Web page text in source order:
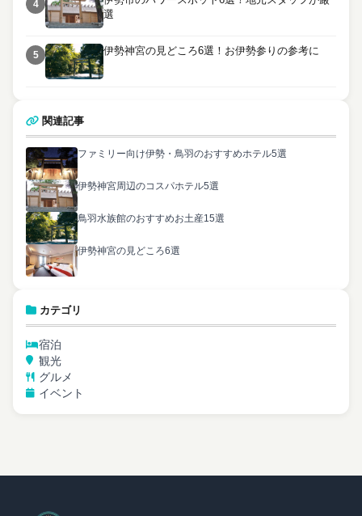
4
選
5 伊勢神宮の見どころ6選！お伊勢参りの参考に
関連記事
ファミリー向け伊勢・鳥羽のおすすめホテル5選
伊勢神宮周辺のコスパホテル5選
鳥羽水族館のおすすめお土産15選
伊勢神宮の見どころ6選
カテゴリ
宿泊
観光
グルメ
イベント